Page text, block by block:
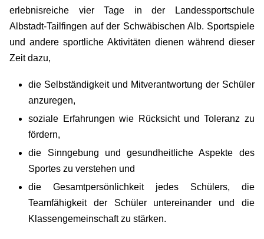
erlebnisreiche vier Tage in der Landessportschule
Albstadt-Tailfingen auf der Schwäbischen Alb. Sportspiele
und andere sportliche Aktivitäten dienen während dieser
Zeit dazu,
die Selbständigkeit und Mitverantwortung der Schüler
anzuregen,
soziale Erfahrungen wie Rücksicht und Toleranz zu
fördern,
die Sinngebung und gesundheitliche Aspekte des
Sportes zu verstehen und
die Gesamtpersönlichkeit jedes Schülers, die
Teamfähigkeit der Schüler untereinander und die
Klassengemeinschaft zu stärken.